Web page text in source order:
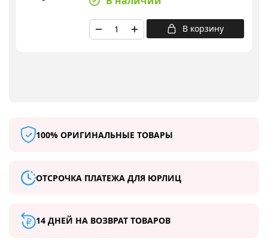
В корзину
100% ОРИГИНАЛЬНЫЕ ТОВАРЫ
ОТСРОЧКА ПЛАТЕЖА ДЛЯ ЮРЛИЦ
14 ДНЕЙ НА ВОЗВРАТ ТОВАРОВ